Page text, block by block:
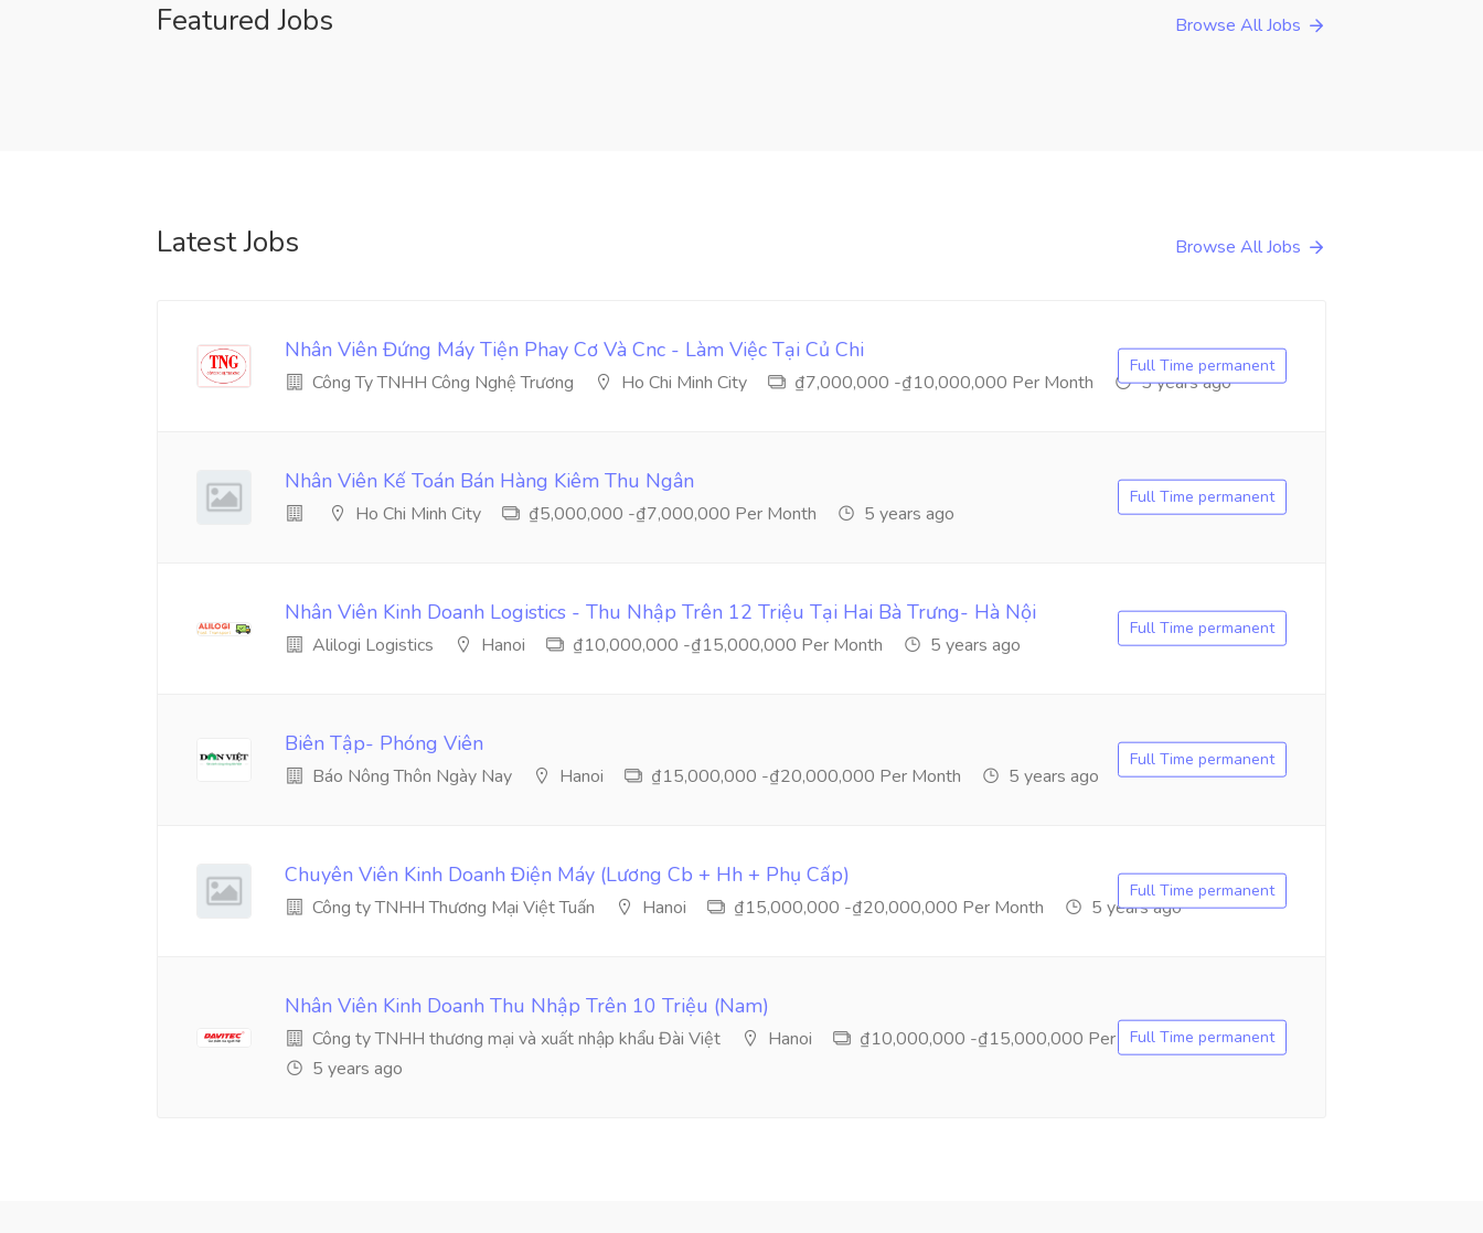
Featured Jobs Browse All Jobs
Latest Jobs Browse All Jobs
Nhân Viên Đứng Máy Tiện Phay Cơ Và Cnc - Làm Việc Tại Củ Chi
Công Ty TNHH Công Nghệ Trương Ho Chi Minh City ₫7,000,000 -₫10,000,000 Per Month 5 years ago
Full Time permanent
Nhân Viên Kế Toán Bán Hàng Kiêm Thu Ngân
Ho Chi Minh City ₫5,000,000 -₫7,000,000 Per Month 5 years ago
Full Time permanent
Nhân Viên Kinh Doanh Logistics - Thu Nhập Trên 12 Triệu Tại Hai Bà Trưng- Hà Nội
Alilogi Logistics Hanoi ₫10,000,000 -₫15,000,000 Per Month 5 years ago
Full Time permanent
Biên Tập- Phóng Viên
Báo Nông Thôn Ngày Nay Hanoi ₫15,000,000 -₫20,000,000 Per Month 5 years ago
Full Time permanent
Chuyên Viên Kinh Doanh Điện Máy (Lương Cb + Hh + Phụ Cấp)
Công ty TNHH Thương Mại Việt Tuấn Hanoi ₫15,000,000 -₫20,000,000 Per Month 5 years ago
Full Time permanent
Nhân Viên Kinh Doanh Thu Nhập Trên 10 Triệu (Nam)
Công ty TNHH thương mại và xuất nhập khẩu Đài Việt Hanoi
₫10,000,000 -₫15,000,000 Per Month
5 years ago
Full Time permanent